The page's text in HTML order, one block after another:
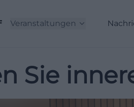
Veranstaltungen
Sie